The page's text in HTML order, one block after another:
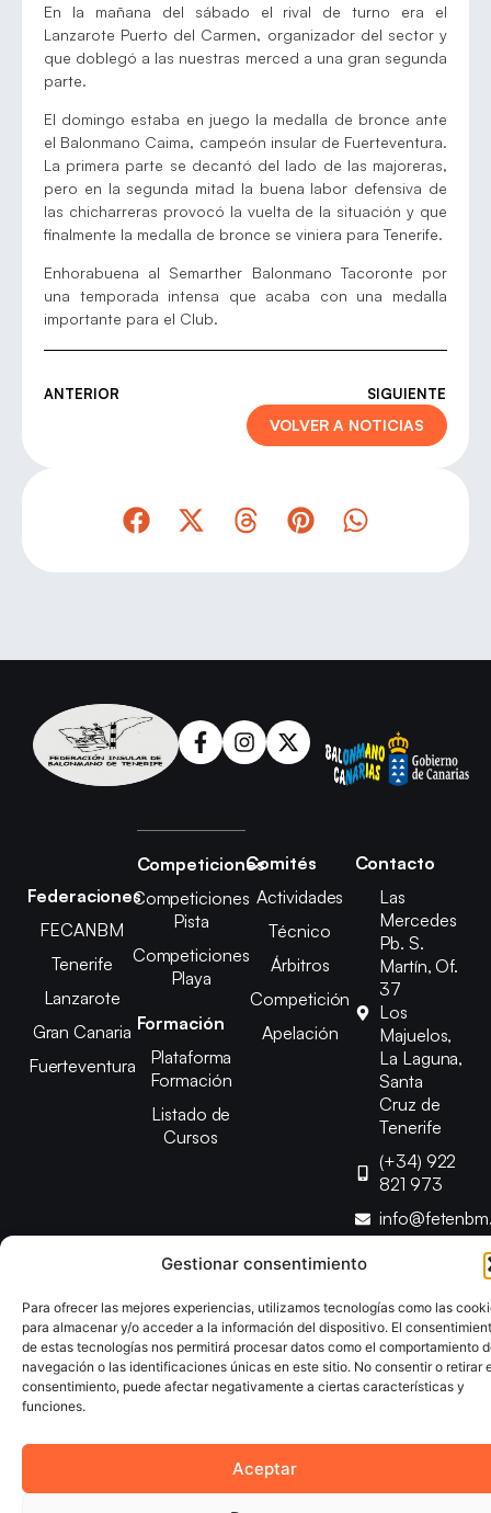
Gestionar consentimiento
Para ofrecer las mejores experiencias, utilizamos tecnologías como las
para almacenar y/o acceder a la información del dispositivo. El
de estas tecnologías nos permitirá procesar datos como el comportamiento
navegación o las identificaciones únicas en este sitio. No consentir o retirar
consentimiento, puede afectar negativamente a ciertas características y
funciones.
Aceptar
En la mañana del sábado el rival de turno era el
Lanzarote Puerto del Carmen, organizador del sector y
que doblegó a las nuestras merced a una gran segunda
parte.
El domingo estaba en juego la medalla de bronce ante
el Balonmano Caima, campeón insular de Fuerteventura.
La primera parte se decantó del lado de las majoreras,
pero en la segunda mitad la buena labor defensiva de
las chicharreras provocó la vuelta de la situación y que
finalmente la medalla de bronce se viniera para Tenerife.
Enhorabuena al Semarther Balonmano Tacoronte por
una temporada intensa que acaba con una medalla
importante para el Club.
ANTERIOR SIGUIENTE
VOLVER A NOTICIAS
Federaciones
FECANBM
Tenerife
Lanzarote
Gran Canaria
Fuerteventura
Competiciones
Competiciones
Pista
Competiciones
Playa
Formación
Plataforma
Formación
Listado de
Cursos
Comités
Actividades
Técnico
Árbitros
Competición
Apelación
Contacto
Las
Mercedes
Pb. S.
Martín, Of.
37
Los
Majuelos,
La Laguna,
Santa
Cruz de
Tenerife
(+34) 922
821 973
Desarrollado porTOOOLS
Aviso LegalPolítica de CookiesPolítica de Privacidad
Declaración de AccesibilidadPolítica de Ventas